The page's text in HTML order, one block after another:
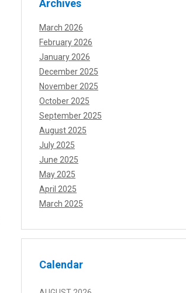
Archives
March 2026
February 2026
January 2026
December 2025
November 2025
October 2025
September 2025
August 2025
July 2025
June 2025
May 2025
April 2025
March 2025
Calendar